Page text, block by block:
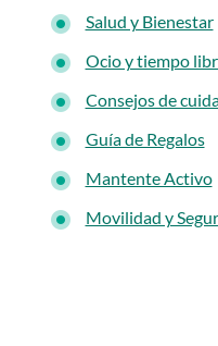
Salud y Bienestar
Ocio y tiempo
Consejos de
Guía de Regalos
Mantente Activo
Movilidad y